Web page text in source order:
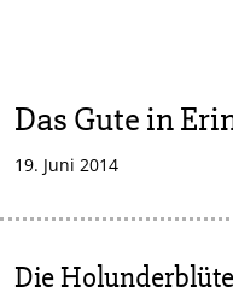
Das Gute in
19. Juni 2014
Die